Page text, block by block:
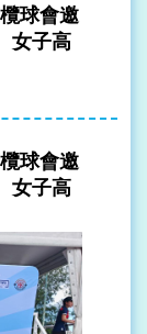
球會邀
女子高
球會邀
女子高